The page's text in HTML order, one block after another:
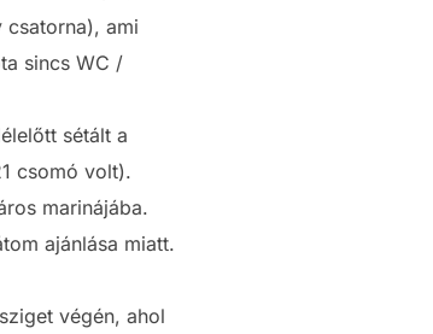
ami
sincs WC /
sétált a
csomó volt).
marinájába.
ajánlása miatt.
végén, ahol